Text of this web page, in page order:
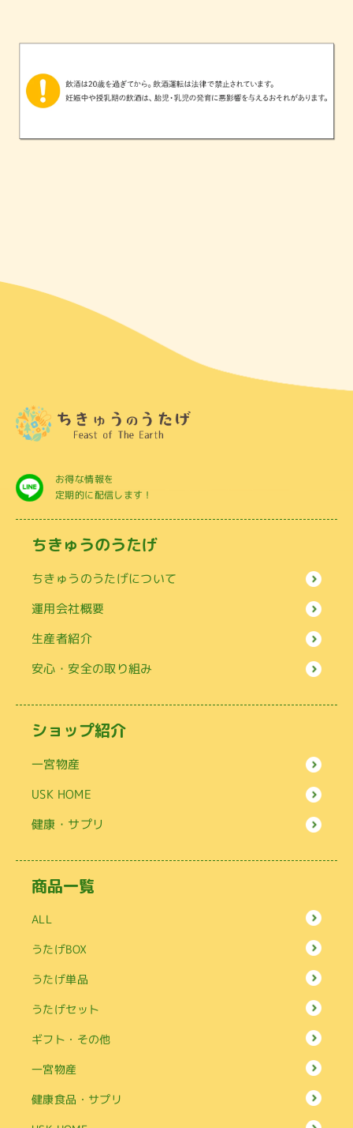
お得な情報を
定期的に配信します！
ちきゅうのうたげ
ちきゅうのうたげについて
運用会社概要
生産者紹介
安心・安全の取り組み
ショップ紹介
一宮物産
USK HOME
健康・サプリ
商品一覧
ALL
うたげBOX
うたげ単品
うたげセット
ギフト・その他
一宮物産
健康食品・サプリ